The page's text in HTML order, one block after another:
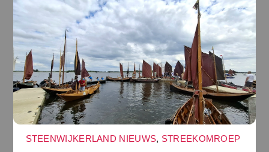
STEENWIJKERLAND NIEUWS, STREEKOMROEP